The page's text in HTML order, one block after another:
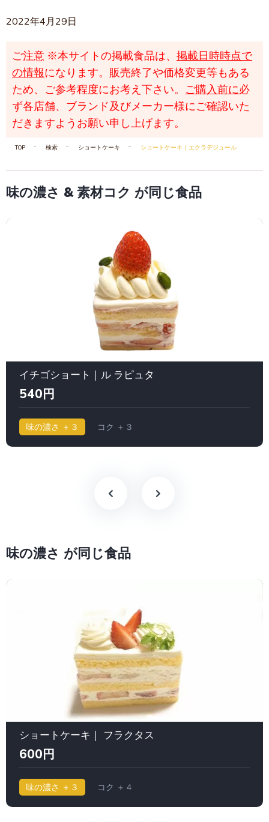
2022年4月29日
ご注意 ※本サイトの掲載食品は、 掲載日時時点で
の情報になります。販売終了や価格変更等もある
ため、ご参考程度にお考え下さい。 ご購入前に必
ず各店舗、ブランド及びメーカー様にご確認いた
だきますようお願い申し上げます。
TOP 検索 ショートケーキ ショートケーキ｜エクラデジュール
味の濃さ & 素材コク が同じ食品
イチゴショート｜ル ラピュタ
540円
味の濃さ ＋３ コク ＋３
味の濃さ が同じ食品
ショートケーキ｜ フラクタス
600円
味の濃さ ＋３ コク ＋４